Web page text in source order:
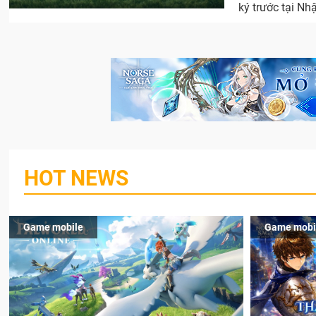
ký trước tại
HOT NEWS
Game mobile Game